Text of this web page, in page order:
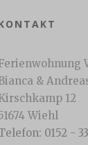
&
12
Wiehl
0152 -